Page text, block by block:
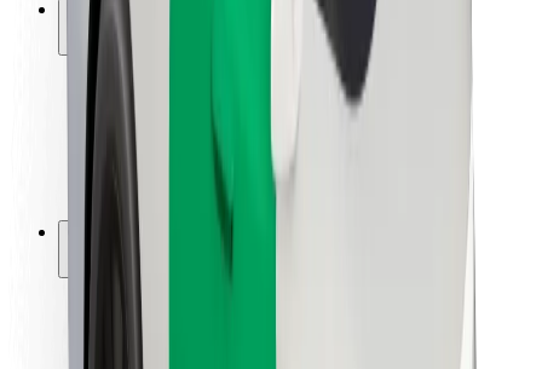
Sigurnost
Sigurnost korisnika
Sigurnost vozača
Sigurnost na romobilu
Sigurnosni laboratorij
Lokacije
Gradska rješenja